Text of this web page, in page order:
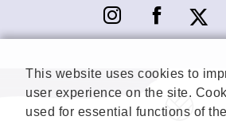
This website uses cookies to
user experience on the site.
used for essential functions of